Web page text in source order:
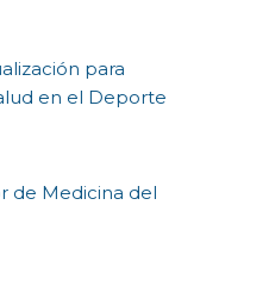
para
en el Deporte
de Medicina del